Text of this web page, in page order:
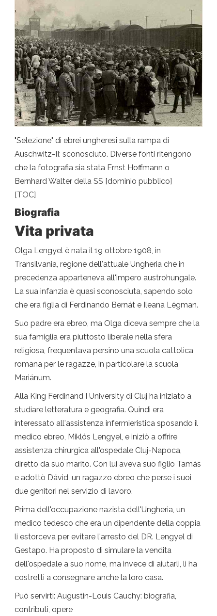
"Selezione" di ebrei ungheresi sulla rampa di
Auschwitz-II: sconosciuto. Diverse fonti ritengono
che la fotografia sia stata Ernst Hoffmann o
Bernhard Walter della SS [dominio pubblico]
[TOC]
Biografia
Vita privata
Olga Lengyel è nata il 19 ottobre 1908, in
Transilvania, regione dell'attuale Ungheria che in
precedenza apparteneva all'impero austrohungale.
La sua infanzia è quasi sconosciuta, sapendo solo
che era figlia di Ferdinando Bernát e Ileana Légman.
Suo padre era ebreo, ma Olga diceva sempre che la
sua famiglia era piuttosto liberale nella sfera
religiosa, frequentava persino una scuola cattolica
romana per le ragazze, in particolare la scuola
Mariánum.
Alla King Ferdinand I University di Cluj ha iniziato a
studiare letteratura e geografia. Quindi era
interessato all'assistenza infermieristica sposando il
medico ebreo, Miklós Lengyel, e iniziò a offrire
assistenza chirurgica all'ospedale Cluj-Napoca,
diretto da suo marito. Con lui aveva suo figlio Tamás
e adottò Dávid, un ragazzo ebreo che perse i suoi
due genitori nel servizio di lavoro.
Prima dell'occupazione nazista dell'Ungheria, un
medico tedesco che era un dipendente della coppia
li estorceva per evitare l'arresto del DR. Lengyel di
Gestapo. Ha proposto di simulare la vendita
dell'ospedale a suo nome, ma invece di aiutarli, li ha
costretti a consegnare anche la loro casa.
Può servirti: Augustin-Louis Cauchy: biografia,
contributi, opere